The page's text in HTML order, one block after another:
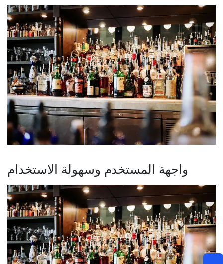
واجهة المستخدم وسهولة الاستخدام